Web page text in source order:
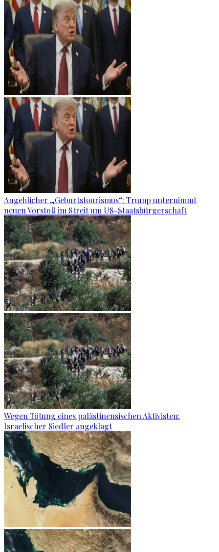
Angeblicher „Geburtstourismus“: Trump unternimmt
neuen Vorstoß im Streit um US-Staatsbürgerschaft
Wegen Tötung eines palästinensischen Aktivisten:
Israelischer Siedler angeklagt